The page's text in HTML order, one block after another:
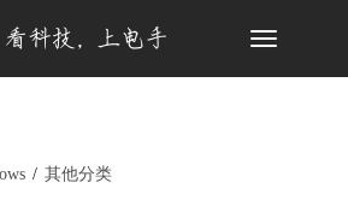
Toggle
其他分类